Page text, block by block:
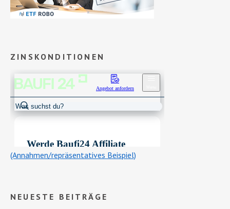
ZINSKONDITIONEN
(Annahmen/repräsentatives Beispiel)
NEUESTE BEITRÄGE